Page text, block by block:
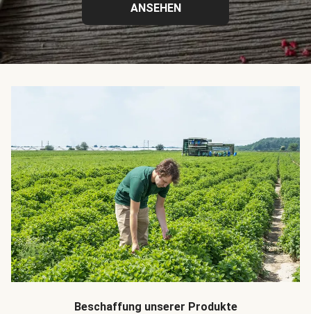
ANSEHEN
Beschaffung unserer Produkte